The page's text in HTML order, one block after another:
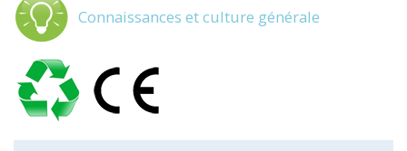
Connaissances et culture générale